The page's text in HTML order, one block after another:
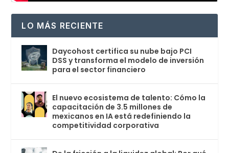
LO MÁS RECIENTE
Daycohost certifica su nube bajo PCI
DSS y transforma el modelo de inversión
para el sector financiero
El nuevo ecosistema de talento: Cómo la
capacitación de 3.5 millones de
mexicanos en IA está redefiniendo la
competitividad corporativa